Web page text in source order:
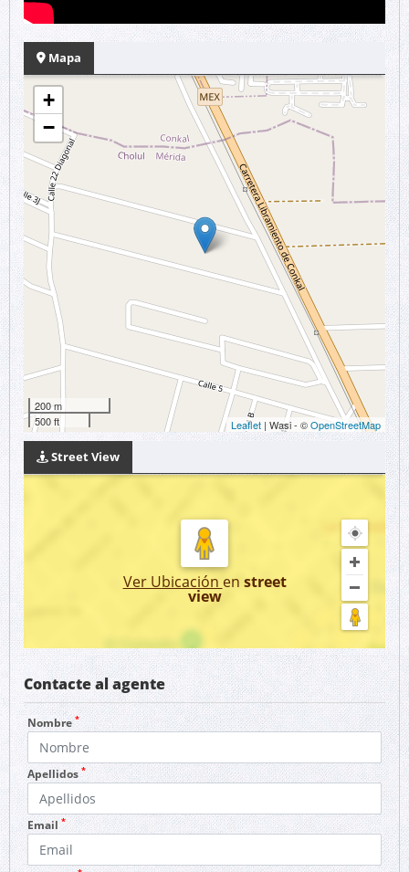
Mapa
+
−
200 m
500 ft
Leaflet | Wasi - ©OpenStreetMap
Street View
Ver Ubicación en street
view
Contacte al agente
Nombre*
Apellidos *
Email *